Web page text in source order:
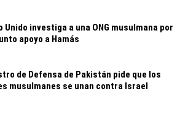
Unido investiga a una ONG musulmana por
apoyo a Hamás
de Defensa de Pakistán pide que los
musulmanes se unan contra Israel